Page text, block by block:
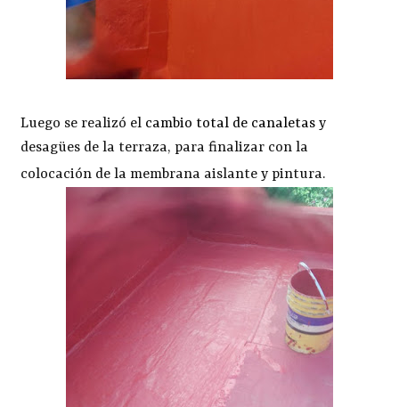
Luego se realizó el cambio total de canaletas y
desagües de la terraza, para finalizar con la
colocación de la membrana aislante y pintura.